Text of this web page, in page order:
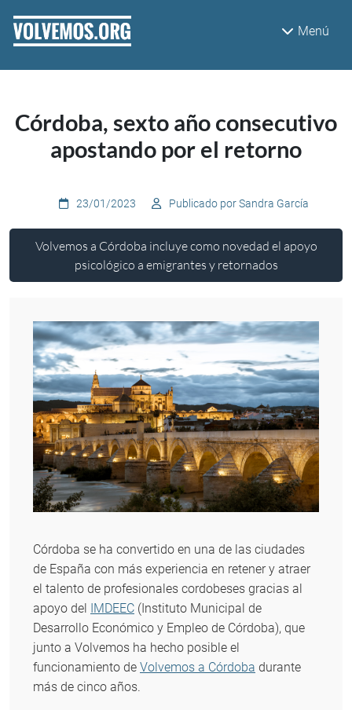
Menú
Córdoba, sexto año consecutivo
apostando por el retorno
23/01/2023 Publicado por Sandra García
Volvemos a Córdoba incluye como novedad el apoyo
psicológico a emigrantes y retornados
Córdoba se ha convertido en una de las ciudades
de España con más experiencia en retener y atraer
el talento de profesionales cordobeses gracias al
apoyo del IMDEEC (Instituto Municipal de
Desarrollo Económico y Empleo de Córdoba), que
junto a Volvemos ha hecho posible el
funcionamiento de Volvemos a Córdoba durante
más de cinco años.